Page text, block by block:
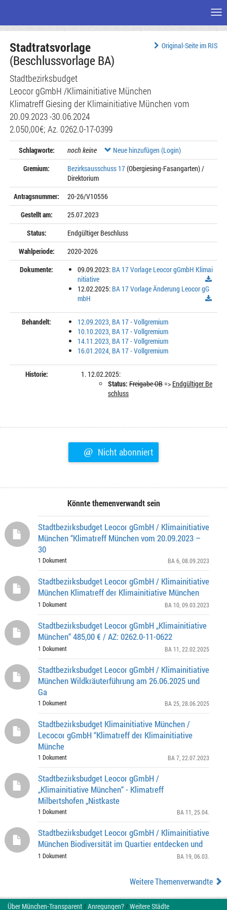
Seiteninhalt
Original-Seite im RIS
Stadtratsvorlage
(Beschlussvorlage BA)
Stadtbezirksbudget
Leocor gGmbH /Klimainitiative München
Klimatreff Giesing der Klimainitiative München vom
20.09.2023 -30.06.2024
2.050,00€; Az. 0262.0-17-0399
Schlagworte: noch keine
Neue hinzufügen (Login)
Gremium:
Bezirksausschuss 17(Obergiesing-Fasangarten) /
Direktorium
Antragsnummer:
20-26/V10556
Gestellt am:
25.07.2023
Status:
Endgültiger Beschluss
Wahlperiode:
2020-2026
Dokumente:
09.09.2023: BA 17 Vorlage Leocor gGmbH Klimai
nitiative
12.02.2025: BA 17 Vorlage Änderung Leocor gG
mbH
Behandelt:
12.09.2023, BA 17 - Vollgremium
10.10.2023, BA 17 - Vollgremium
14.11.2023, BA 17 - Vollgremium
16.01.2024, BA 17 - Vollgremium
Historie:
12.02.2025:
Status: Freigabe OB=> Endgültiger Be
schluss
@ Nicht abonniert
Könnte themenverwandt sein
Stadtbezirksbudget Leocor gGmbH / Klimainitiative
München “Klimatreff München vom 20.09.2023 –
30
1 Dokument BA 6 , 08.09.2023
Stadtbezirksbudget Leocor gGmbH / Klimainitiative
München Klimatreff der Klimainitiative München
1 Dokument BA 10 , 09.03.2023
Stadtbezirksbudget Leocor gGmbH „Klimainitiative
München“ 485,00 € / AZ: 0262.0-11-0622
1 Dokument BA 11 , 22.02.2025
Stadtbezirksbudget Leocor gGmbH / Klimainitiative
München Wildkräuterführung am 26.06.2025 und
Ga
1 Dokument BA 25 , 28.06.2025
Stadtbezirksbudget Klimainitiative München /
Lecocor gGmbH “Klimatreff der Klimainitiative
Münche
1 Dokument BA 7 , 22.07.2023
Stadtbezirksbudget Leocor gGmbH /
„Klimainitiative München“ - Klimatreff
Milbertshofen „Nistkaste
1 Dokument BA 11 , 25.04.
Stadtbezirksbudget Leocor gGmbH / Klimainitiative
München Biodiversität im Quartier entdecken und
1 Dokument BA 19 , 06.03.
Weitere Themenverwandte
Über München-Transparent/Anregungen?/Weitere Städte